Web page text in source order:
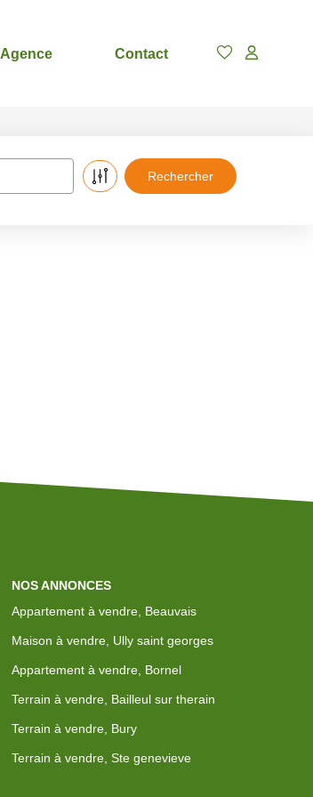
Agence Contact
NOS ANNONCES
Appartement à vendre, Beauvais
Maison à vendre, Ully saint georges
Appartement à vendre, Bornel
Terrain à vendre, Bailleul sur therain
Terrain à vendre, Bury
Terrain à vendre, Ste genevieve